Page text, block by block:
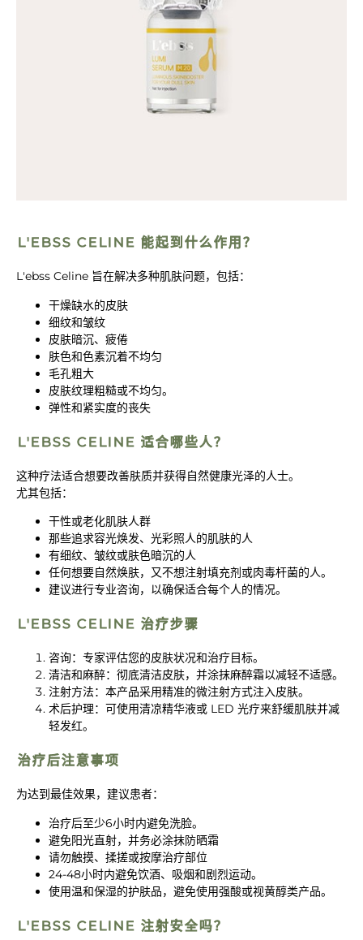
L'EBSS CELINE 能起到什么作用？
L'ebss Celine 旨在解决多种肌肤问题，包括：
干燥缺水的皮肤
细纹和皱纹
皮肤暗沉、疲倦
肤色和色素沉着不均匀
毛孔粗大
皮肤纹理粗糙或不均匀。
弹性和紧实度的丧失
L'EBSS CELINE 适合哪些人？
这种疗法适合想要改善肤质并获得自然健康光泽的人士。
尤其包括：
干性或老化肌肤人群
那些追求容光焕发、光彩照人的肌肤的人
有细纹、皱纹或肤色暗沉的人
任何想要自然焕肤，又不想注射填充剂或肉毒杆菌的人。
建议进行专业咨询，以确保适合每个人的情况。
L'EBSS CELINE 治疗步骤
咨询：专家评估您的皮肤状况和治疗目标。
清洁和麻醉：彻底清洁皮肤，并涂抹麻醉霜以减轻不适感。
注射方法：本产品采用精准的微注射方式注入皮肤。
术后护理：可使用清凉精华液或 LED 光疗来舒缓肌肤并减
轻发红。
治疗后注意事项
为达到最佳效果，建议患者：
治疗后至少6小时内避免洗脸。
避免阳光直射，并务必涂抹防晒霜
请勿触摸、揉搓或按摩治疗部位
24-48小时内避免饮酒、吸烟和剧烈运动。
使用温和保湿的护肤品，避免使用强酸或视黄醇类产品。
L'EBSS CELINE 注射安全吗？